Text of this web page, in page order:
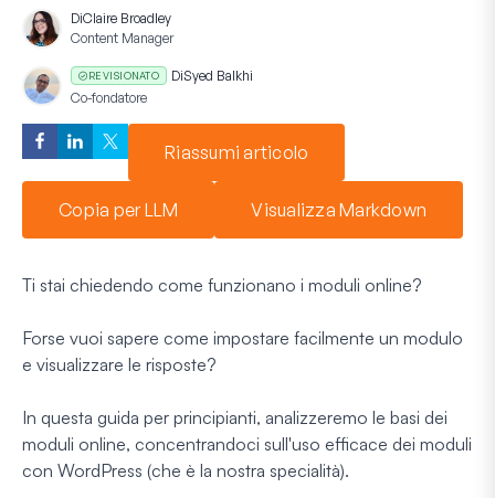
DiClaire Broadley
Content Manager
REVISIONATO DiSyed Balkhi
Co-fondatore
Riassumi articolo
Copia per LLM Visualizza Markdown
Ti stai chiedendo come funzionano i moduli online?
Forse vuoi sapere come impostare facilmente un modulo
e visualizzare le risposte?
In questa guida per principianti, analizzeremo le basi dei
moduli online, concentrandoci sull'uso efficace dei moduli
con WordPress (che è la nostra specialità).